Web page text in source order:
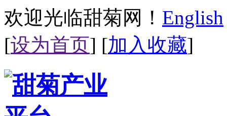
欢迎光临甜菊网！ English
[设为首页] [加入收藏]